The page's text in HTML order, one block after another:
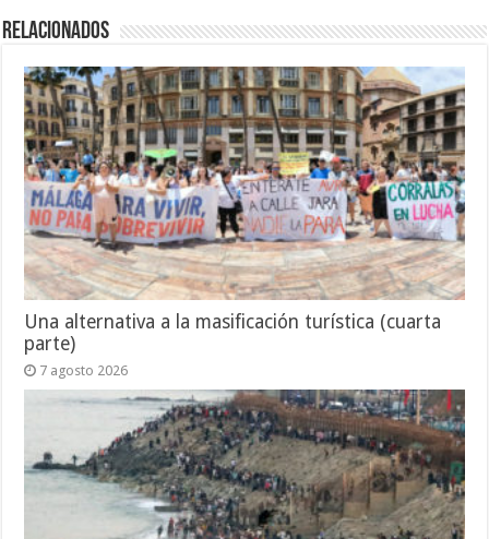
Relacionados
Una alternativa a la masificación turística (cuarta
parte)
7 agosto 2026